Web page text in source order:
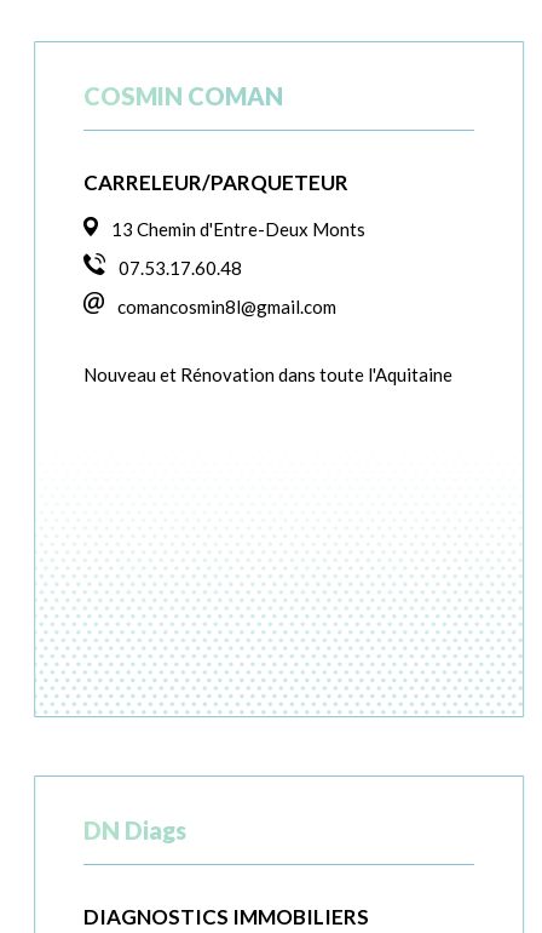
COSMIN COMAN
CARRELEUR/PARQUETEUR
13 Chemin d'Entre-Deux Monts
07.53.17.60.48
comancosmin8l@gmail.com
Nouveau et Rénovation dans toute l'Aquitaine
DN Diags
DIAGNOSTICS IMMOBILIERS